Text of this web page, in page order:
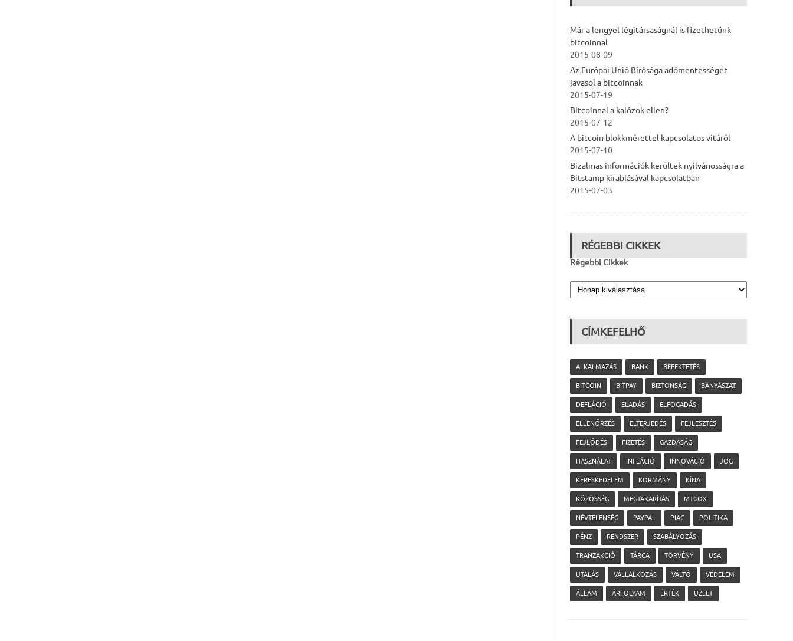
Már a lengyel légitársaságnál is fizethetünk
bitcoinnal
2015-08-09
Az Európai Unió Bírósága adómentességet
javasol a bitcoinnak
2015-07-19
Bitcoinnal a kalózok ellen?
2015-07-12
A bitcoin blokkmérettel kapcsolatos vitáról
2015-07-10
Bizalmas információk kerültek nyilvánosságra a
Bitstamp kirablásával kapcsolatban
2015-07-03
RÉGEBBI CIKKEK
Régebbi Cikkek
CÍMKEFELHŐ
ALKALMAZÁS BANK BEFEKTETÉS
BITCOIN BITPAY BIZTONSÁG BÁNYÁSZAT
DEFLÁCIÓ ELADÁS ELFOGADÁS
ELLENŐRZÉS ELTERJEDÉS FEJLESZTÉS
FEJLŐDÉS FIZETÉS GAZDASÁG
HASZNÁLAT INFLÁCIÓ INNOVÁCIÓ JOG
KERESKEDELEM KORMÁNY KÍNA
KÖZÖSSÉG MEGTAKARÍTÁS MTGOX
NÉVTELENSÉG PAYPAL PIAC POLITIKA
PÉNZ RENDSZER SZABÁLYOZÁS
TRANZAKCIÓ TÁRCA TÖRVÉNY USA
UTALÁS VÁLLALKOZÁS VÁLTÓ VÉDELEM
ÁLLAM ÁRFOLYAM ÉRTÉK ÜZLET